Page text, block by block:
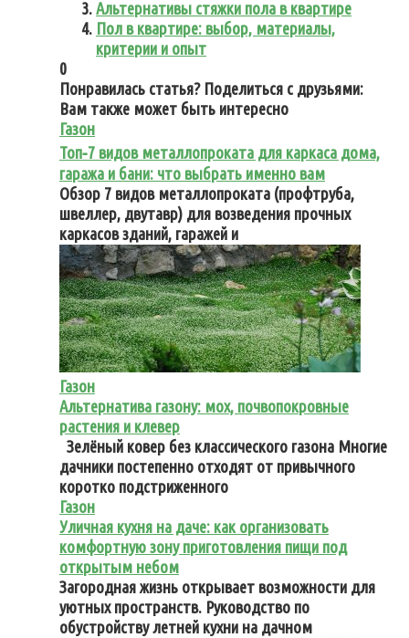
Альтернативы стяжки пола в квартире
Пол в квартире: выбор‚ материалы‚
критерии и опыт
0
Понравилась статья? Поделиться с друзьями:
Вам также может быть интересно
Газон
Топ‑7 видов металлопроката для каркаса дома,
гаража и бани: что выбрать именно вам
Обзор 7 видов металлопроката (профтруба,
швеллер, двутавр) для возведения прочных
каркасов зданий, гаражей и
Газон
Альтернатива газону: мох, почвопокровные
растения и клевер
Зелёный ковер без классического газона Многие
дачники постепенно отходят от привычного
коротко подстриженного
Газон
Уличная кухня на даче: как организовать
комфортную зону приготовления пищи под
открытым небом
Загородная жизнь открывает возможности для
уютных пространств. Руководство по
обустройству летней кухни на дачном